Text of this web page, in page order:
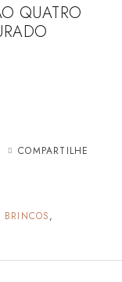
QUATRO
COMPARTILHE
BRINCOS,